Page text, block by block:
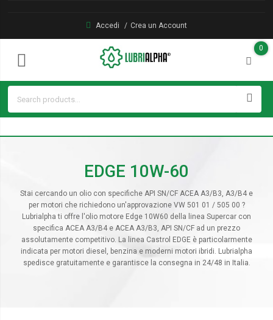
Accedi Crea un Account
0
EDGE 10W-60
Stai cercando un olio con specifiche API SN/CF ACEA A3/B3, A3/B4 e
per motori che richiedono un'approvazione VW 501 01 / 505 00 ?
Lubrialpha ti offre l'olio motore Edge 10W60 della linea Supercar con
specifica ACEA A3/B4 e ACEA A3/B3, API SN/CF ad un prezzo
assolutamente competitivo. La linea Castrol EDGE è particolarmente
indicata per motori diesel, benzina e moderni motori ibridi. Lubrialpha
spedisce gratuitamente e garantisce la consegna in 24/48 in Italia.